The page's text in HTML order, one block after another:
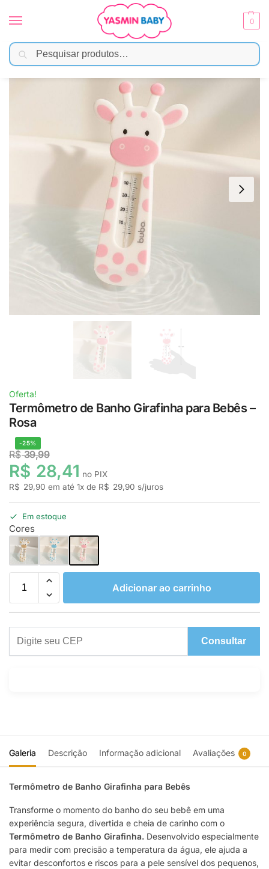
0
Início Banho / Acessórios / Termômetro de Banho Girafinha para Bebês – Rosa
Oferta!
Termômetro de Banho Girafinha para Bebês –
Rosa
-25%
R$39,99
R$ 28,41 no PIX
R$ 29,90 em até 1x de R$ 29,90 s/juros
Em estoque
Cores
Adicionar ao carrinho
Consultar
Galeria Descrição Informação adicional Avaliações 0
Termômetro de Banho Girafinha para Bebês
Transforme o momento do banho do seu bebê em uma
experiência segura, divertida e cheia de carinho com o
Termômetro de Banho Girafinha. Desenvolvido especialmente
para medir com precisão a temperatura da água, ele ajuda a
evitar desconfortos e riscos para a pele sensível dos pequenos,